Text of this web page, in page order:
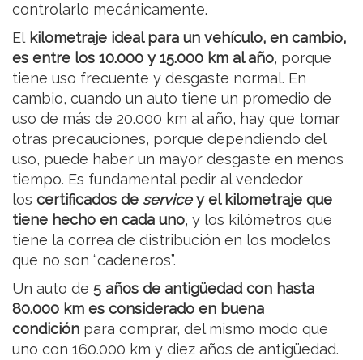
controlarlo mecánicamente.
El kilometraje ideal para un vehículo, en cambio,
es entre los 10.000 y 15.000 km al año, porque
tiene uso frecuente y desgaste normal. En
cambio, cuando un auto tiene un promedio de
uso de más de 20.000 km al año, hay que tomar
otras precauciones, porque dependiendo del
uso, puede haber un mayor desgaste en menos
tiempo. Es fundamental pedir al vendedor
los certificados de servicey el kilometraje que
tiene hecho en cada uno, y los kilómetros que
tiene la correa de distribución en los modelos
que no son “cadeneros”.
Un auto de 5 años de antigüedad con hasta
80.000 km es considerado en buena
condición para comprar, del mismo modo que
uno con 160.000 km y diez años de antigüedad.